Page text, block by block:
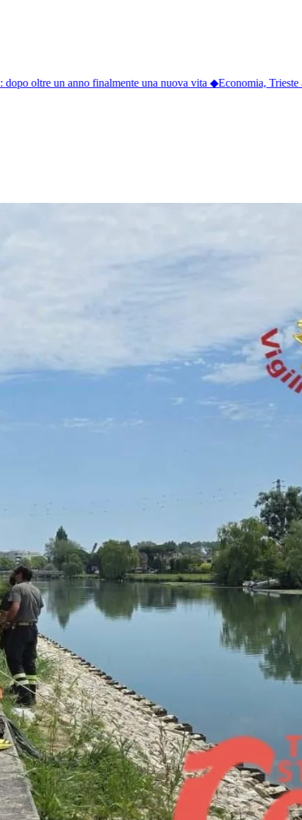
oltre un anno finalmente una nuova vita◆ Economia, Trieste